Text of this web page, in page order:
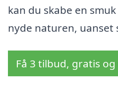
kan du skabe en
nyde naturen, uanset
Få 3 tilbud, gratis